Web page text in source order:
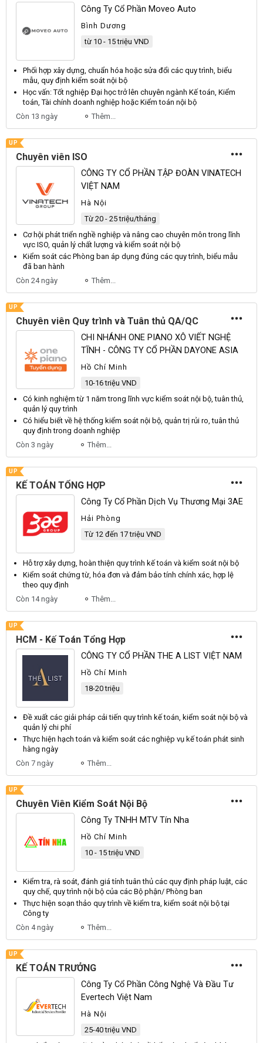
Công Ty Cổ Phần Moveo Auto
Bình Dương
từ 10 - 15 triệu VND
Phối hợp xây dựng, chuẩn hóa hoặc sửa đổi các quy trình, biểu
mẫu, quy định kiểm soát nội bộ
Học vấn: Tốt nghiệp Đại học trở lên chuyên ngành Kế toán, Kiểm
toán, Tài chính doanh nghiệp hoặc Kiểm toán nội bộ
Còn 13 ngày
Thêm...
UP
Chuyên viên ISO
CÔNG TY CỔ PHẦN TẬP ĐOÀN VINATECH
VIỆT NAM
Hà Nội
Từ 20 - 25 triệu/tháng
Cơ hội phát triển nghề nghiệp và nâng cao chuyên môn trong lĩnh
vực ISO, quản lý chất lượng và kiểm soát nội bộ
Kiểm soát các Phòng ban áp dụng đúng các quy trình, biểu mẫu
đã ban hành
Còn 24 ngày
Thêm...
UP
Chuyên viên Quy trình và Tuân thủ QA/QC
CHI NHÁNH ONE PIANO XÔ VIẾT NGHỆ
TĨNH - CÔNG TY CỔ PHẦN DAYONE ASIA
Hồ Chí Minh
10-16 triệu VND
Có kinh nghiệm từ 1 năm trong lĩnh vực kiểm soát nội bộ, tuân thủ,
quản lý quy trình
Có hiểu biết về hệ thống kiểm soát nội bộ, quản trị rủi ro, tuân thủ
quy định trong doanh nghiệp
Còn 3 ngày
Thêm...
UP
KẾ TOÁN TỔNG HỢP
Công Ty Cổ Phần Dịch Vụ Thương Mại 3AE
Hải Phòng
Từ 12 đến 17 triệu VND
Hỗ trợ xây dựng, hoàn thiện quy trình kế toán và kiểm soát nội bộ
Kiểm soát chứng từ, hóa đơn và đảm bảo tính chính xác, hợp lệ
theo quy định
Còn 14 ngày
Thêm...
UP
HCM - Kế Toán Tổng Hợp
CÔNG TY CỔ PHẦN THE A LIST VIỆT NAM
Hồ Chí Minh
18-20 triệu
Đề xuất các giải pháp cải tiến quy trình kế toán, kiểm soát nội bộ và
quản lý chi phí
Thực hiện hạch toán và kiểm soát các nghiệp vụ kế toán phát sinh
hàng ngày
Còn 7 ngày
Thêm...
UP
Chuyên Viên Kiểm Soát Nội Bộ
Công Ty TNHH MTV Tín Nha
Hồ Chí Minh
10 - 15 triệu VND
Kiểm tra, rà soát, đánh giá tính tuân thủ các quy định pháp luật, các
quy chế, quy trình nội bộ của các Bộ phận/ Phòng ban
Thực hiện soạn thảo quy trình về kiểm tra, kiểm soát nội bộ tại
Công ty
Còn 4 ngày
Thêm...
UP
KẾ TOÁN TRƯỞNG
Công Ty Cổ Phần Công Nghệ Và Đầu Tư
Evertech Việt Nam
Hà Nội
25-40 triệu VND